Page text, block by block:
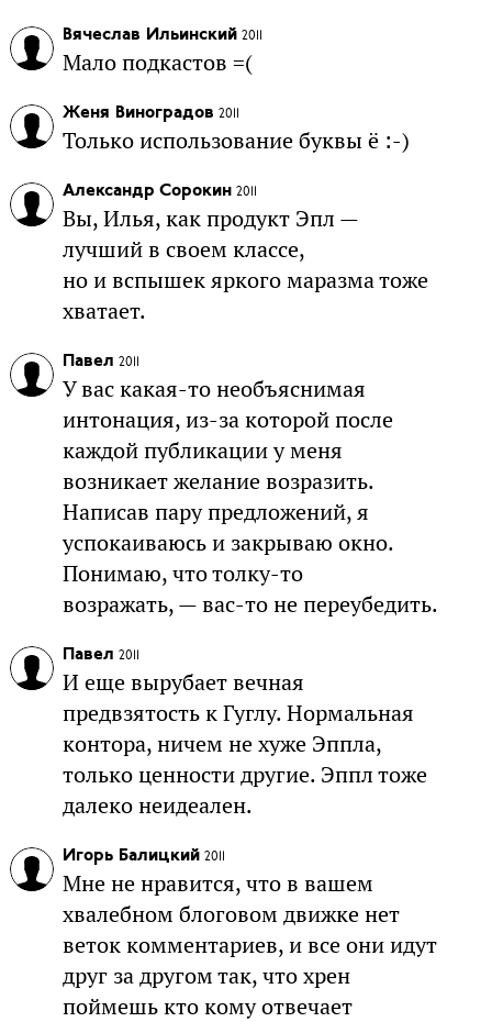
Вячеслав Ильинский 2011
Мало подкастов =(
Женя Виноградов 2011
Только использование буквы ё :-)
Александр Сорокин 2011
Вы, Илья, как продукт Эпл —
лучший в своем классе,
но и вспышек яркого маразма тоже
хватает.
Павел 2011
У вас какая-то необъяснимая
интонация, из-за которой после
каждой публикации у меня
возникает желание возразить.
Написав пару предложений, я
успокаиваюсь и закрываю окно.
Понимаю, что толку-то
возражать, — вас-то не переубедить.
Павел 2011
И еще вырубает вечная
предвзятость к Гуглу. Нормальная
контора, ничем не хуже Эппла,
только ценности другие. Эппл тоже
далеко неидеален.
Игорь Балицкий 2011
Мне не нравится, что в вашем
хвалебном блоговом движке нет
веток комментариев, и все они идут
друг за другом так, что хрен
поймешь кто кому отвечает